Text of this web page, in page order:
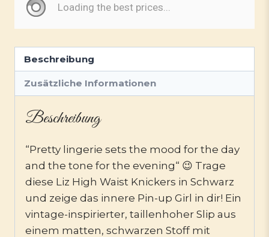
Beschreibung
Zusätzliche Informationen
Beschreibung
“Pretty lingerie sets the mood for the day
and the tone for the evening“ 😉 Trage
diese Liz High Waist Knickers in Schwarz
und zeige das innere Pin-up Girl in dir! Ein
vintage-inspirierter, taillenhoher Slip aus
einem matten, schwarzen Stoff mit